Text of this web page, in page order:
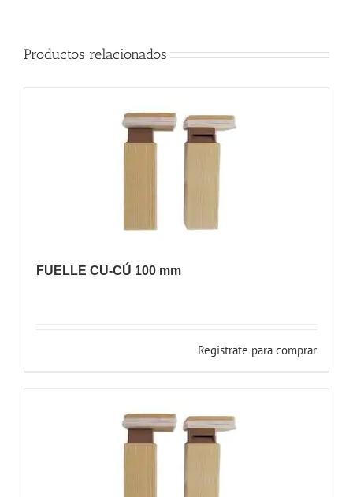
Productos relacionados
FUELLE CU-CÚ 100 mm
Registrate para comprar